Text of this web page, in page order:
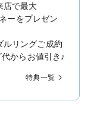
店で最大
ーをプレゼン
リングご成約
からお値引き♪
特典一覧